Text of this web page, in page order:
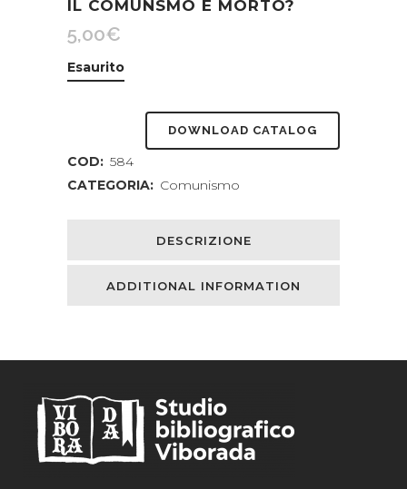
IL COMUNSMO È MORTO?
5,00€
Esaurito
DOWNLOAD CATALOG
COD: 584
CATEGORIA: Comunismo
DESCRIZIONE
ADDITIONAL INFORMATION